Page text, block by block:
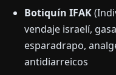
Botiquín IFAK
vendaje israelí,
esparadrapo,
antidiarreicos